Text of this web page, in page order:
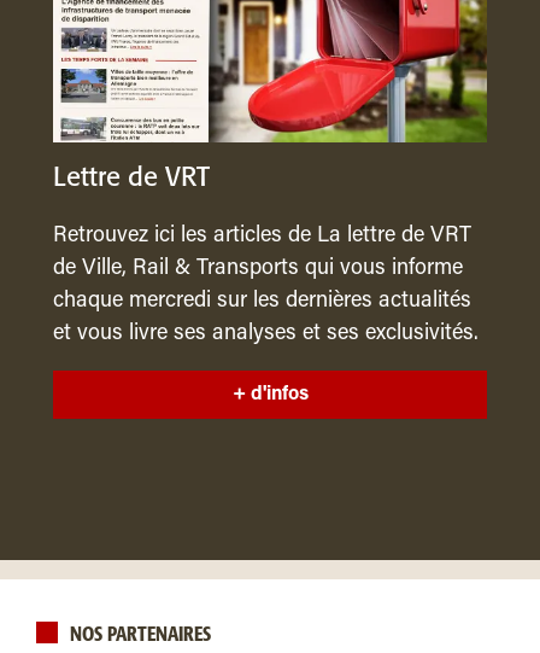
Lettre de VRT
Retrouvez ici les articles de La lettre de VRT
de Ville, Rail & Transports qui vous informe
chaque mercredi sur les dernières actualités
et vous livre ses analyses et ses exclusivités.
+ d'infos
NOS PARTENAIRES